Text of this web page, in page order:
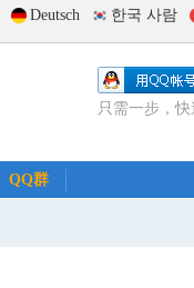
Deutsch 한국 사람
只需一步，
QQ群